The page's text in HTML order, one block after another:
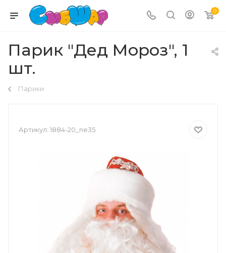
0
Парик "Дед Мороз", 1
шт.
Парики
Артикул: 1884-20_ne35